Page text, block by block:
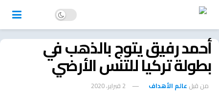
أحمد رفيق يتوج بالذهب في
بطولة تركيا للتنس الأرضي
من قبل عالم الأهداف 2 فبراير، 2020